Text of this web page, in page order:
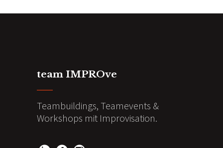
team IMPROve
Teambuildings, Teamevents &
Workshops mit Improvisation.